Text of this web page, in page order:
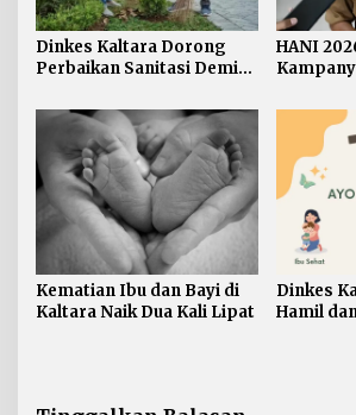
Dinkes Kaltara Dorong
Perbaikan Sanitasi Demi
Sehat
HANI
Kematian Ibu dan Bayi di
Kaltara Naik Dua Kali Lipat
Dinkes
Hamil